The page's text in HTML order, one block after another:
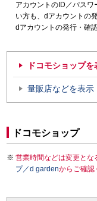
アカウントのID／パス
い方も、dアカウントの
dアカウントの発行・確
ドコモショップを
量販店などを表示
ドコモショップ
営業時間などは変更とな
プ／d gardenからご確認